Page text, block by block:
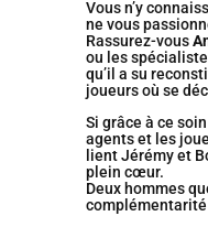
Vous n’y
ne vous
Rassurez-vous
ou les
qu’il a su
joueurs où se
Si grâce à ce
agents et les
lient Jérémy et
plein cœur.
Deux hommes